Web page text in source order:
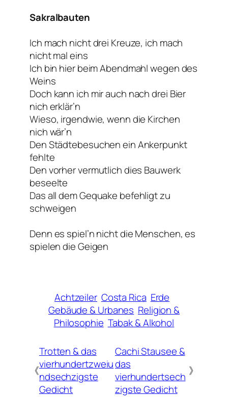
Sakralbauten
Ich mach nicht drei Kreuze, ich mach
nicht mal eins
Ich bin hier beim Abendmahl wegen des
Weins
Doch kann ich mir auch nach drei Bier
nich erklär’n
Wieso, irgendwie, wenn die Kirchen
nich wär’n
Den Städtebesuchen ein Ankerpunkt
fehlte
Den vorher vermutlich dies Bauwerk
beseelte
Das all dem Gequake befehligt zu
schweigen
Denn es spiel’n nicht die Menschen, es
spielen die Geigen
Achtzeiler Costa Rica Erde
Gebäude & Urbanes Religion &
Philosophie Tabak & Alkohol
《
Trotten & das
vierhundertzweiu
ndsechzigste
Gedicht
Cachi Stausee &
das
vierhundertsech
zigste Gedicht
》